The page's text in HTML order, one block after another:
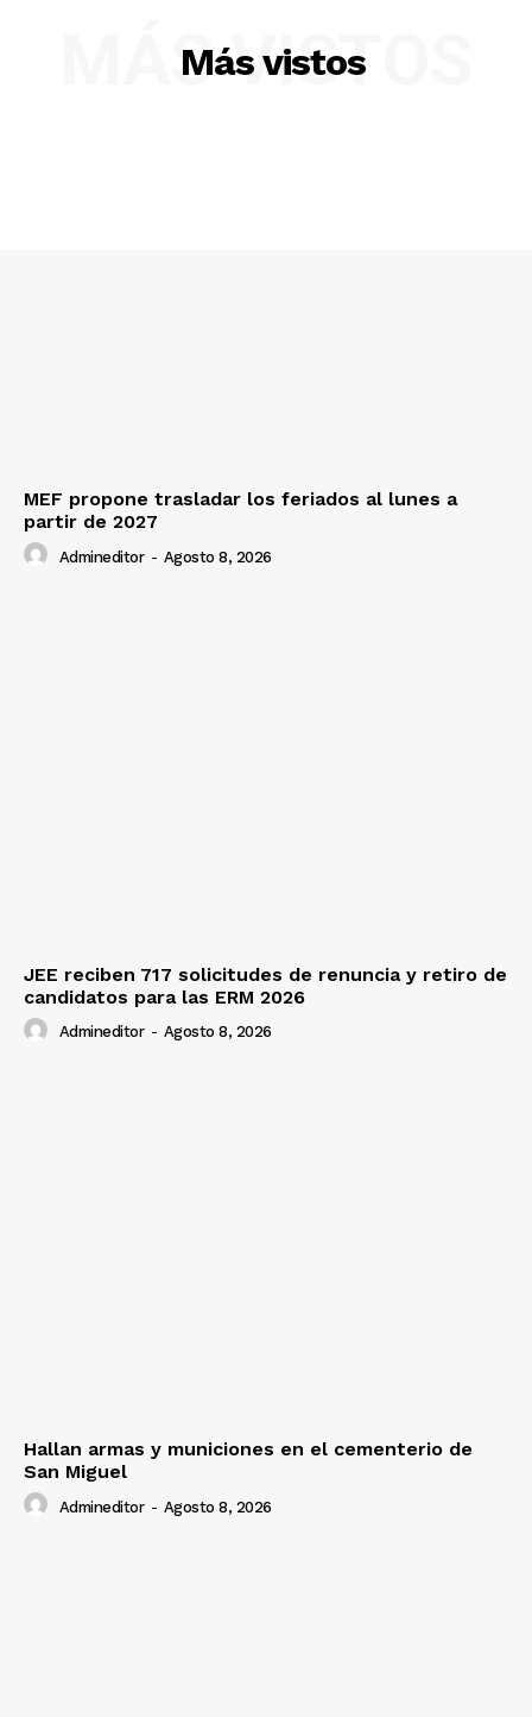
Más vistos
MÁS VISTOS
MEF propone trasladar los feriados al lunes a
partir de 2027
Admineditor - Agosto 8, 2026
JEE reciben 717 solicitudes de renuncia y retiro de
candidatos para las ERM 2026
Admineditor - Agosto 8, 2026
Hallan armas y municiones en el cementerio de
San Miguel
Admineditor - Agosto 8, 2026